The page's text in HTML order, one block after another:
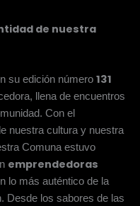
p
de nuestra
su edición número 131
llena de encuentros
Con el
nuestra cultura y nuestra
Comuna estuvo
emprendedoras
lo más auténtico de la
Desde los sabores de las